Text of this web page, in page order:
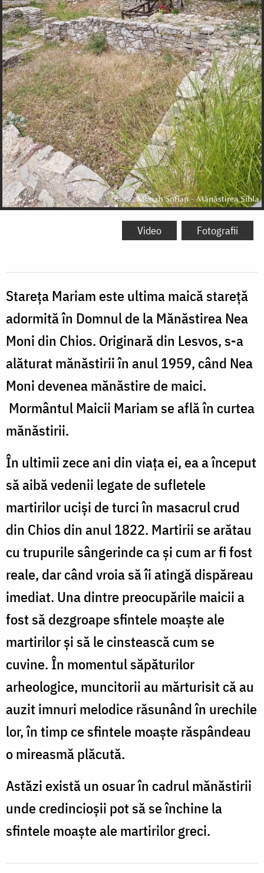
Video Fotografii
Stareța Mariam este ultima maică stareță
adormită în Domnul de la Mănăstirea Nea
Moni din Chios. Originară din Lesvos, s-a
alăturat mănăstirii în anul 1959, când Nea
Moni devenea mănăstire de maici.
Mormântul Maicii Mariam se află în curtea
mănăstirii.
În ultimii zece ani din viața ei, ea a început
să aibă vedenii legate de sufletele
martirilor uciși de turci în masacrul crud
din Chios din anul 1822. Martirii se arătau
cu trupurile sângerinde ca și cum ar fi fost
reale, dar când vroia să îi atingă dispăreau
imediat. Una dintre preocupările maicii a
fost să dezgroape sfintele moaște ale
martirilor și să le cinstească cum se
cuvine. În momentul săpăturilor
arheologice, muncitorii au mărturisit că au
auzit imnuri melodice răsunând în urechile
lor, în timp ce sfintele moaște răspândeau
o mireasmă plăcută.
Astăzi există un osuar în cadrul mănăstirii
unde credincioșii pot să se închine la
sfintele moaște ale martirilor greci.